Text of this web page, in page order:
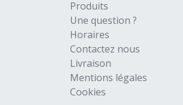
Produits
Une question ?
Horaires
Contactez nous
Livraison
Mentions légales
Cookies